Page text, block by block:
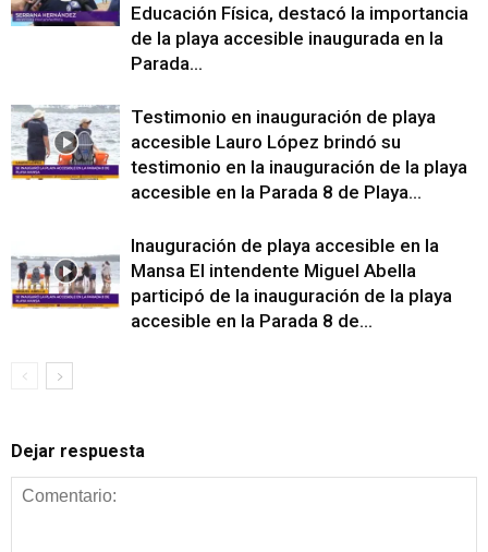
Educación Física, destacó la importancia
de la playa accesible inaugurada en la
Parada...
Testimonio en inauguración de playa
accesible Lauro López brindó su
testimonio en la inauguración de la playa
accesible en la Parada 8 de Playa...
Inauguración de playa accesible en la
Mansa El intendente Miguel Abella
participó de la inauguración de la playa
accesible en la Parada 8 de...
Dejar respuesta